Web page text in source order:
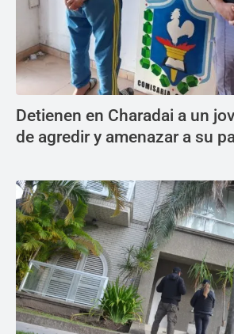
Detienen en Charadai a un
de agredir y amenazar a su